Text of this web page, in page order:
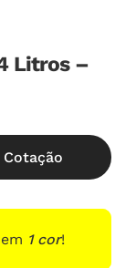
Litros –
1 cor!